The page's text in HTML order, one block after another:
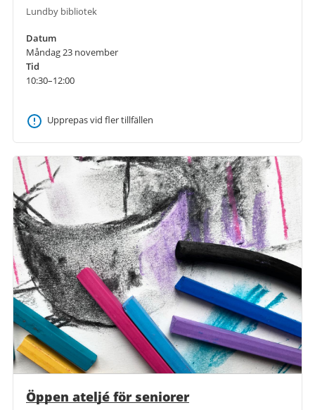
Lundby bibliotek
Datum
Måndag 23 november
Tid
10:30–12:00
Upprepas vid fler tillfällen
Öppen ateljé för seniorer